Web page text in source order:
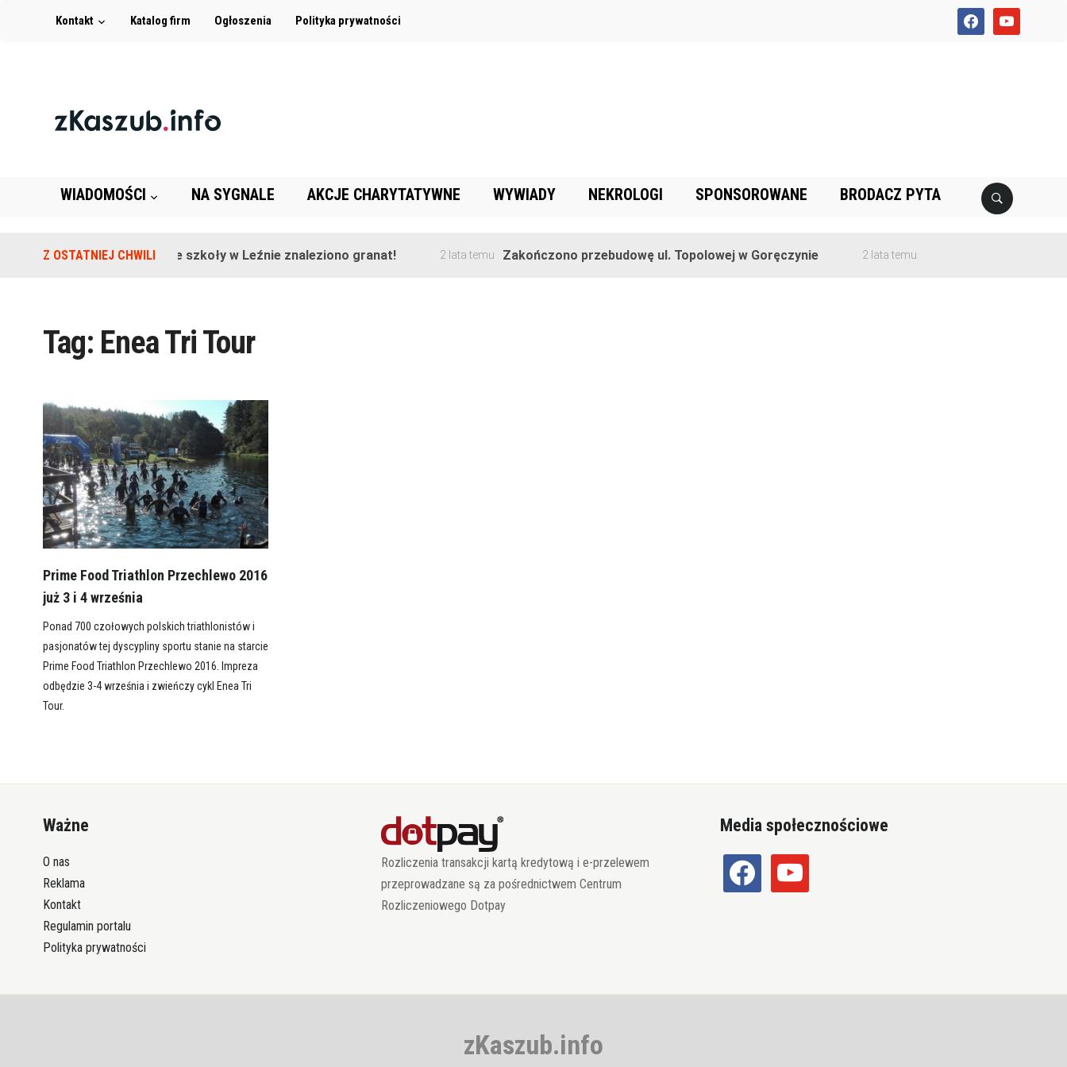
facebookyoutube
Kontakt Katalog firm Ogłoszenia Polityka prywatności
WIADOMOŚCI NA SYGNALE AKCJE CHARYTATYWNE WYWIADY NEKROLOGI SPONSOROWANE BRODACZ PYTA
Z OSTATNIEJ CHWILINa terenie szkoły w Leźnie znaleziono granat! 2 lata temu Zakończono przebudowę ul. Topolowej w Goręczynie 2 lata temu
Tag: Enea Tri Tour
Prime Food Triathlon Przechlewo 2016
już 3 i 4 września
Ponad 700 czołowych polskich triathlonistów i
pasjonatów tej dyscypliny sportu stanie na starcie
Prime Food Triathlon Przechlewo 2016. Impreza
odbędzie 3-4 września i zwieńczy cykl Enea Tri
Tour.
Ważne
O nas
Reklama
Kontakt
Regulamin portalu
Polityka prywatności
Rozliczenia transakcji kartą kredytową i e-przelewem
przeprowadzane są za pośrednictwem Centrum
Rozliczeniowego Dotpay
Media społecznościowe
facebook youtube
zKaszub.info